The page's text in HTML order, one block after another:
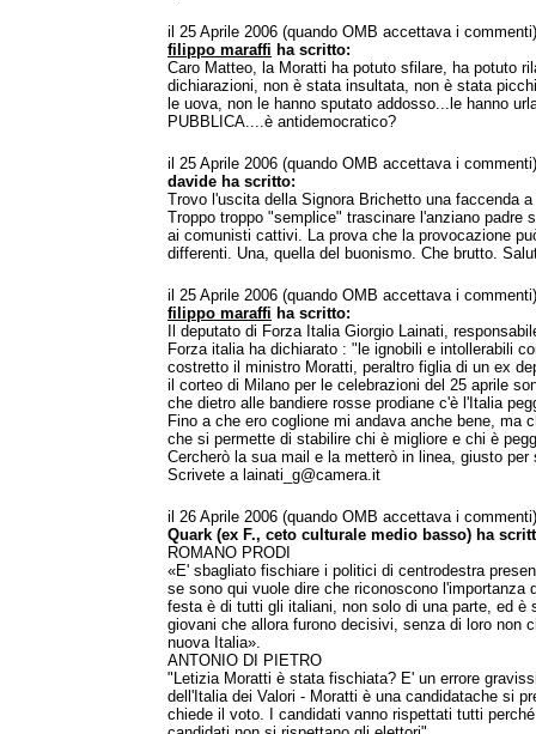
il 25 Aprile 2006 (quando OMB accettava i commenti)
filippo maraffi ha scritto:
Caro Matteo, la Moratti ha potuto sfilare, ha potuto
dichiarazioni, non è stata insultata, non è stata
le uova, non le hanno sputato addosso...le hanno
PUBBLICA....è antidemocratico?
il 25 Aprile 2006 (quando OMB accettava i commenti)
davide ha scritto:
Trovo l'uscita della Signora Brichetto una faccenda
Troppo troppo "semplice" trascinare l'anziano padre
ai comunisti cattivi. La prova che la provocazione
differenti. Una, quella del buonismo. Che brutto.
il 25 Aprile 2006 (quando OMB accettava i commenti)
filippo maraffi ha scritto:
Il deputato di Forza Italia Giorgio Lainati,
Forza italia ha dichiarato : "le ignobili e intollerabili
costretto il ministro Moratti, peraltro figlia di un ex
il corteo di Milano per le celebrazioni del 25 aprile
che dietro alle bandiere rosse prodiane c'è l'Italia
Fino a che ero coglione mi andava anche bene, ma
che si permette di stabilire chi è migliore e chi è
Cercherò la sua mail e la metterò in linea, giusto per
Scrivete a lainati_g@camera.it
il 26 Aprile 2006 (quando OMB accettava i commenti)
Quark (ex F., ceto culturale medio basso) ha
ROMANO PRODI
«E' sbagliato fischiare i politici di centrodestra
se sono qui vuole dire che riconoscono l'importanza
festa è di tutti gli italiani, non solo di una parte, ed è
giovani che allora furono decisivi, senza di loro non
nuova Italia».
ANTONIO DI PIETRO
"Letizia Moratti è stata fischiata? E' un errore
dell'Italia dei Valori - Moratti è una candidatache si
chiede il voto. I candidati vanno rispettati tutti